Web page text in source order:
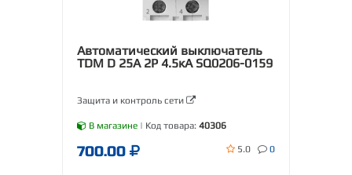
Автоматический выключатель
TDM D 25А 2Р 4.5кА SQ0206-0159
Защита и контроль сети
В магазине | Код товара: 40306
700.00 5.0 0